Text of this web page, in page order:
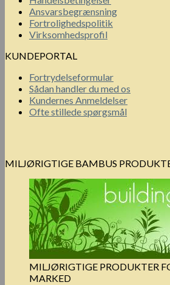
Ansvarsbegrænsning
Fortrolighedspolitik
Virksomhedsprofil
KUNDEPORTAL
Fortrydelseformular
Sådan handler du med os
Kundernes Anmeldelser
Ofte stillede spørgsmål
MILJØRIGTIGE BAMBUS
MILJØRIGTIGE PRODUKTER
MARKED